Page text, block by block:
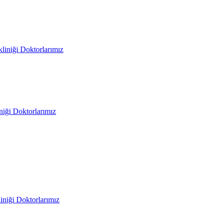
Doktorlarımız
Doktorlarımız
Doktorlarımız